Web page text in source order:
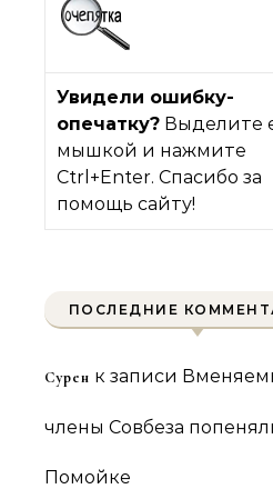
Увидели ошибку-
опечатку? Выделите
мышкой и нажмите
Ctrl+Enter. Спасибо за
помощь сайту!
ПОСЛЕДНИЕ
Сурен к записи
члены Совбеза
Помойке